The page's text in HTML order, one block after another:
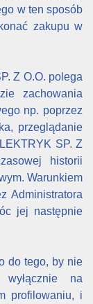
w ten sposób
zakupu w
Z O.O. polega
zachowania
np. poprzez
przeglądanie
SP. Z
historii
Warunkiem
Administratora
jej następnie
do tego, by nie
na
profilowaniu, i